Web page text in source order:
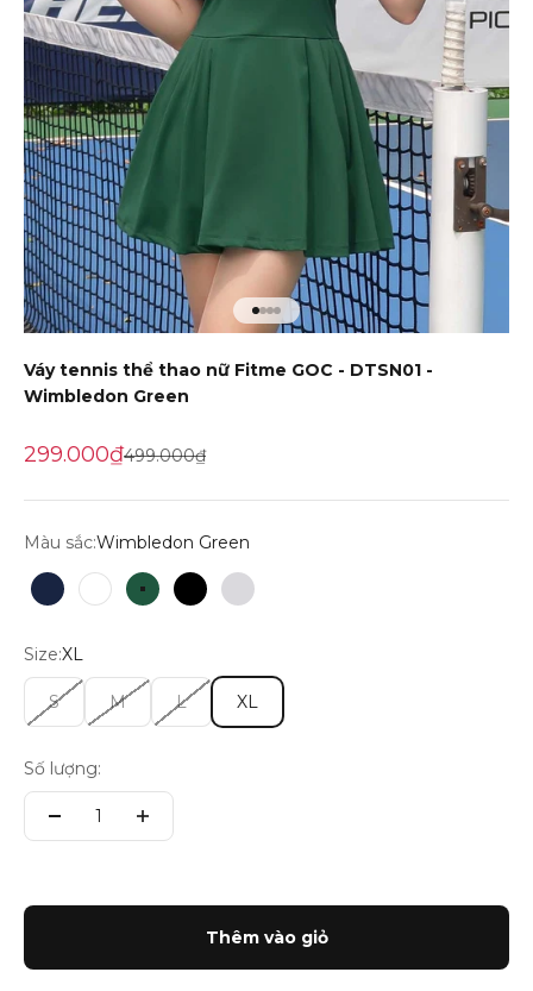
Đến mục 1
Đến mục 2
Đến mục 3
Đến mục 4
Váy tennis thể thao nữ Fitme GOC - DTSN01 -
Wimbledon Green
Giá khuyến mãi
299.000₫Giá gốc
499.000₫
Màu sắc:Wimbledon Green
Blazer Navy
TrắngWimbledon Green
Đen Light Grey
Size:XL
S M L XL
Số lượng:
Thêm vào giỏ